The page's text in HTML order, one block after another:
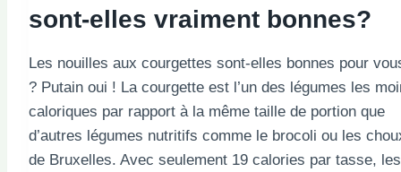
sont-elles vraiment bonnes?
Les nouilles aux courgettes sont-elles bonnes pour
? Putain oui ! La courgette est l’un des légumes les
caloriques par rapport à la même taille de portion que
d’autres légumes nutritifs comme le brocoli ou les
de Bruxelles. Avec seulement 19 calories par tasse, les